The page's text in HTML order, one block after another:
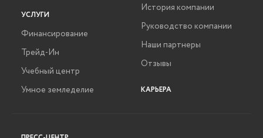
УСЛУГИ
Финансирование
Трейд-Ин
Учебный центр
Умное земледелие
История компании
Руководство компании
Наши партнеры
Отзывы
КАРЬЕРА